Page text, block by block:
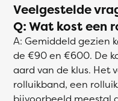
Veelgestelde
Q: Wat kost een
A: Gemiddeld gezien
de €90 en €600. De
aard van de klus. Het
rolluikband, een